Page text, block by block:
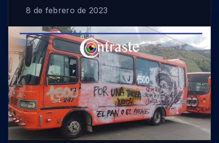
8 de febrero de 2023